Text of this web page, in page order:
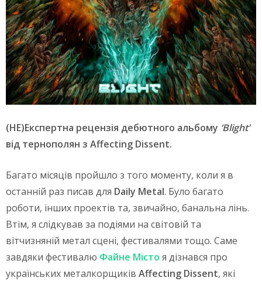
(НЕ)Експертна рецензія дебютного альбому ‘Blight’
від тернополян з Affecting Dissent.
Багато місяців пройшло з того моменту, коли я в
останній раз писав для Daily Metal. Було багато
роботи, інших проектів та, звичайно, банальна лінь.
Втім, я слідкував за подіями на світовій та
вітчизняній метал сцені, фестивалями тощо. Саме
завдяки фестивалю Файне Місто я дізнався про
українських металкорщиків Affecting Dissent, які